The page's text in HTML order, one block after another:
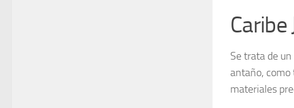
Se trata de
antaño, como
materiales